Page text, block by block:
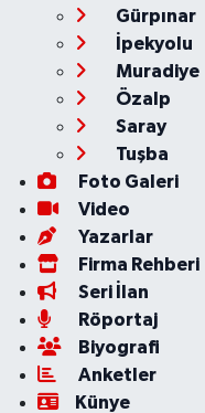
Gürpınar
İpekyolu
Muradiye
Özalp
Saray
Tuşba
Foto Galeri
Video
Yazarlar
Firma Rehberi
Seri İlan
Röportaj
Biyografi
Anketler
Künye